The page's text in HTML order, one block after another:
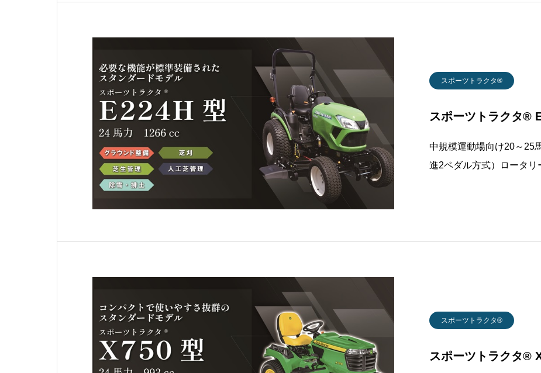
スポーツトラクタ®
スポーツトラクタ®
中規模運動場向け20～25
進2ペダル方式）ロータリーモア取
スポーツトラクタ®
スポーツトラクタ®